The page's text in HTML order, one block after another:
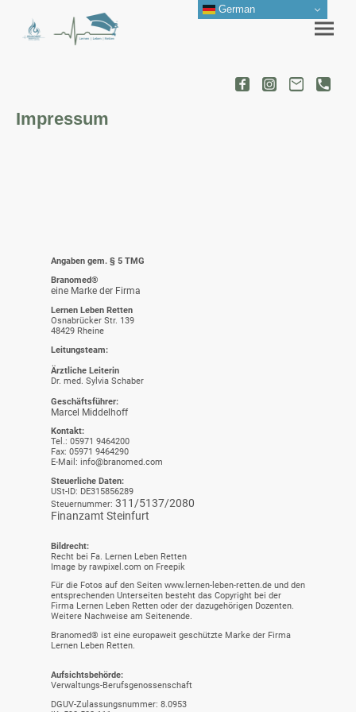
Impressum
Angaben gem. § 5 TMG
Branomed®
eine Marke der Firma
Lernen Leben Retten
Osnabrücker Str. 139
48429 Rheine
Leitungsteam:
Ärztliche Leiterin
Dr. med. Sylvia Schaber
Geschäftsführer:
Marcel Middelhoff
Kontakt:
Tel.: 05971 9464200
Fax: 05971 9464290
E-Mail: info@branomed.com
Steuerliche Daten:
USt-ID: DE315856289
Steuernummer: 311/5137/2080
Finanzamt Steinfurt
Bildrecht:
Recht bei Fa. Lernen Leben Retten
Image by rawpixel.com on Freepik
Für die Fotos auf den Seiten www.lernen-leben-retten.de und den
entsprechenden Unterseiten besteht das Copyright bei der
Firma Lernen Leben Retten oder der dazugehörigen Dozenten.
Weitere Nachweise am Seitenende.
Branomed® ist eine europaweit geschützte Marke der Firma
Lernen Leben Retten.
Aufsichtsbehörde:
Verwaltungs-Berufsgenossenschaft
DGUV-Zulassungsnummer: 8.0953
German